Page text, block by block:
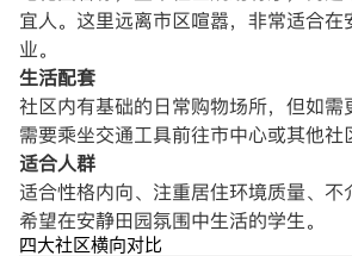
宜人。这里远离市区喧嚣，非常适合在
业。
生活配套
社区内有基础的日常购物场所，但如需
需要乘坐交通工具前往市中心或其他社
适合人群
适合性格内向、注重居住环境质量、不
希望在安静田园氛围中生活的学生。
四大社区横向对比